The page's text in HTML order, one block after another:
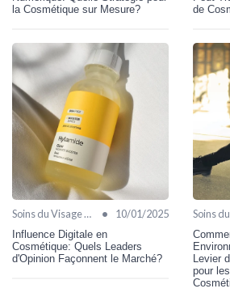
la Cosmétique sur Mesure?
de
Soins du Visage Bio • 10/01/2025
Influence Digitale en
Cosmétique: Quels Leaders
d'Opinion Façonnent le Marché?
Levier
pour